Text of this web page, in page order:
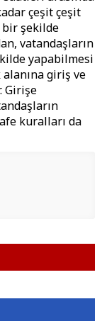
çeşit çeşit
şekilde
vatandaşların
yapabilmesi
giriş ve
Girişe
kuralları da